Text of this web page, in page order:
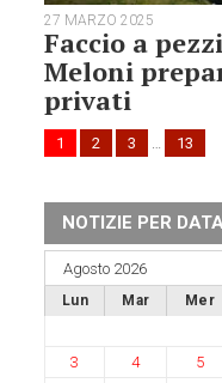
27 MARZO 2025
Faccio a
Meloni
privati
1 2 3 … 13
NOTIZIE PER
Agosto 2026
Lun Mar Mer
3
4 5